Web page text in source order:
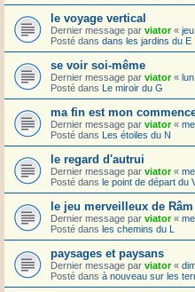
le voyage vertical
Dernier message par viator«
Posté dans dans les jardins du E
se voir soi-même
Dernier message par viator«
Posté dans Le miroir du G
ma fin est mon
Dernier message par viator«
Posté dans Les étoiles du N
le regard d'autrui
Dernier message par viator«
Posté dans le point de départ du
le jeu merveilleux de Râm
Dernier message par viator«
Posté dans les chemins du L
paysages et paysans
Dernier message par viator«
Posté dans à nouveau sur les